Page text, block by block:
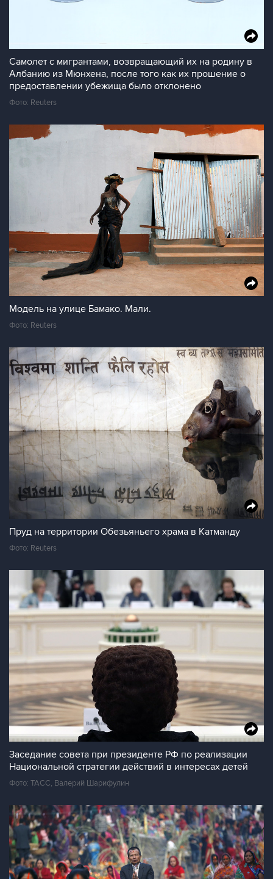
Самолет с мигрантами, возвращающий их на родину в
Албанию из Мюнхена, после того как их прошение о
предоставлении убежища было отклонено
Фото: Reuters
Модель на улице Бамако. Мали.
Фото: Reuters
Пруд на территории Обезьяньего храма в Катманду
Фото: Reuters
Заседание совета при президенте РФ по реализации
Национальной стратегии действий в интересах детей
Фото: ТАСС, Валерий Шарифулин